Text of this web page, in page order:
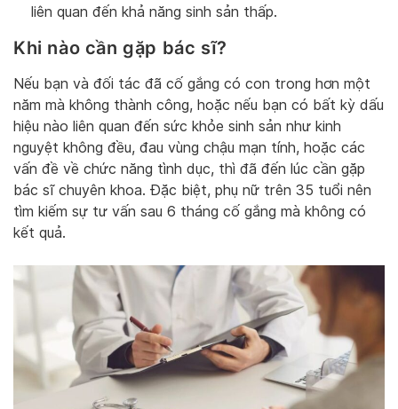
liên quan đến khả năng sinh sản thấp.
Khi nào cần gặp bác sĩ?
Nếu bạn và đối tác đã cố gắng có con trong hơn một
năm mà không thành công, hoặc nếu bạn có bất kỳ dấu
hiệu nào liên quan đến sức khỏe sinh sản như kinh
nguyệt không đều, đau vùng chậu mạn tính, hoặc các
vấn đề về chức năng tình dục, thì đã đến lúc cần gặp
bác sĩ chuyên khoa. Đặc biệt, phụ nữ trên 35 tuổi nên
tìm kiếm sự tư vấn sau 6 tháng cố gắng mà không có
kết quả.